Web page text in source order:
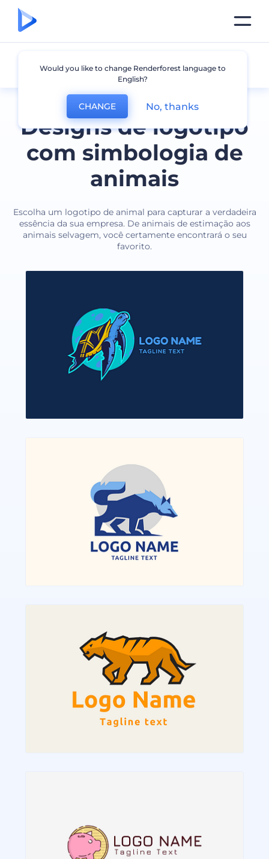
Designs de logotipo
com simbologia de
animais
Escolha um logotipo de animal para capturar a verdadeira
essência da sua empresa. De animais de estimação aos
animais selvagem, você certamente encontrará o seu
favorito.
Animal
Would you like to change Renderforest language to
English?
CHANGE No, thanks